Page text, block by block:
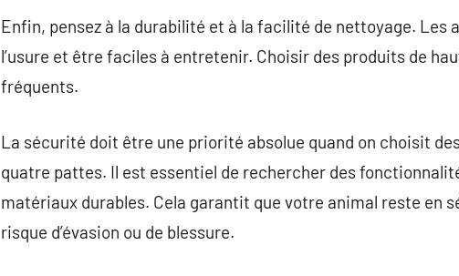
Enfin, pensez à la durabilité et à la facilité de nettoyage.
l’usure et être faciles à entretenir. Choisir des produits de
fréquents.
La sécurité doit être une priorité absolue quand on choisit
quatre pattes. Il est essentiel de rechercher des
matériaux durables. Cela garantit que votre animal reste en
risque d’évasion ou de blessure.